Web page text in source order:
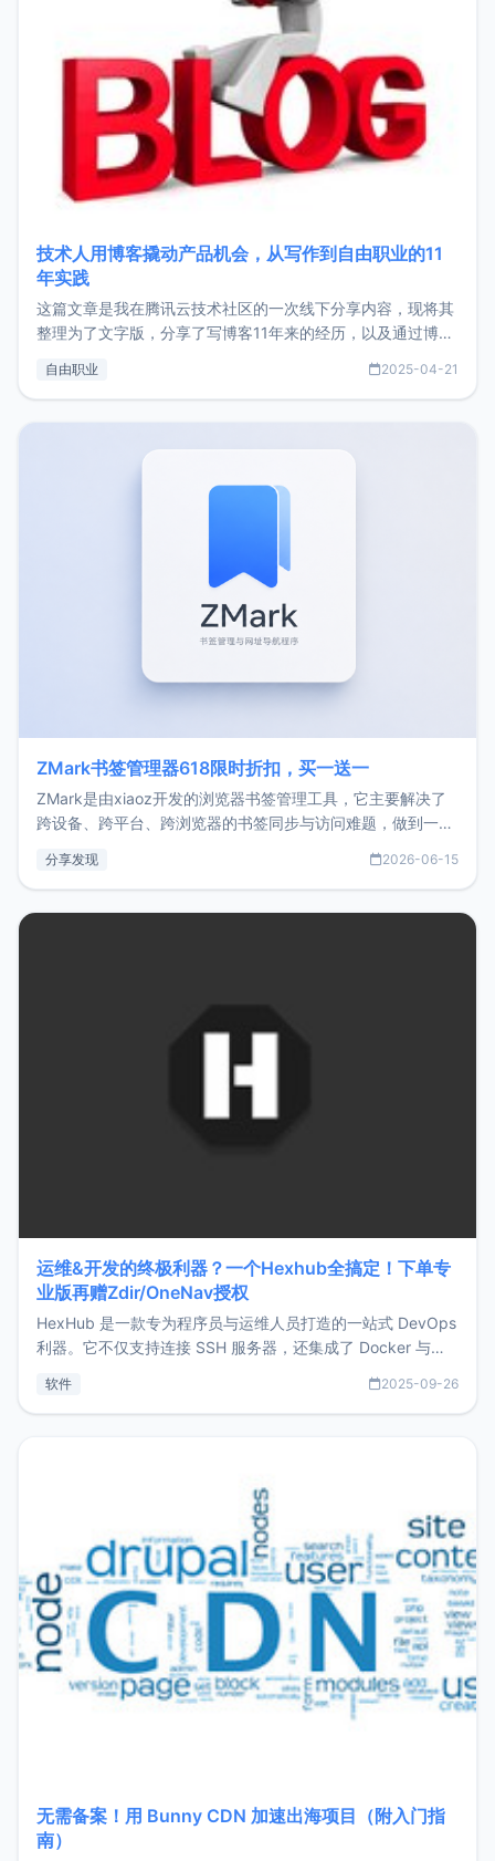
技术人用博客撬动产品机会，从写作到自由职业的11
年实践
这篇文章是我在腾讯云技术社区的一次线下分享内容，现将其
整理为了文字版，分享了写博客11年来的经历，以及通过博客
了我的首个产品ImgURL的真实数据和产品现状。自我介绍大
自由职业 2025-04-21
ZMark书签管理器618限时折扣，买一送一
ZMark是由xiaoz开发的浏览器书签管理工具，它主要解决了
跨设备、跨平台、跨浏览器的书签同步与访问难题，做到一处
用，让管理更高效。ZMark官网地址：
分享发现 2026-06-15
运维&开发的终极利器？一个Hexhub全搞定！下单专
业版再赠Zdir/OneNav授权
HexHub 是一款专为程序员与运维人员打造的一站式 DevOps
利器。它不仅支持连接 SSH 服务器，还集成了 Docker 与常
件间频繁切换，仅凭 HexHub 即可同时搞定运维与数据库操
软件 2025-09-26
无需备案！用 Bunny CDN 加速出海项目（附入门指
南）